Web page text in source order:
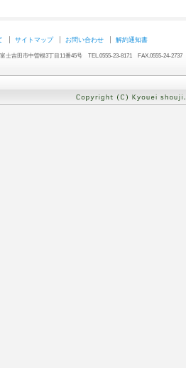
サイトマップ お問い合わせ 解約通知書
吉田市中曽根3丁目11番45号 TEL.0555-23-8171 FAX.0555-24-2737